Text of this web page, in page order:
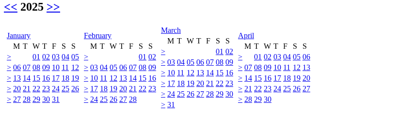
<< 2025 >>
January
M T W T F S
S
>
01 02 03 04 05
> 06 07 08 09 10 11 12
> 13 14 15 16 17 18 19
> 20 21 22 23 24 25 26
> 27 28 29 30 31
February
M T W T F S
S
>
01 02
> 03 04 05 06 07 08 09
> 10 11 12 13 14 15 16
> 17 18 19 20 21 22 23
> 24 25 26 27 28
March
M T W T F S
S
>
01 02
> 03 04 05 06 07 08 09
> 10 11 12 13 14 15 16
> 17 18 19 20 21 22 23
> 24 25 26 27 28 29 30
> 31
April
M T W T F S
S
>
01 02 03 04 05 06
> 07 08 09 10 11 12 13
> 14 15 16 17 18 19 20
> 21 22 23 24 25 26 27
> 28 29 30